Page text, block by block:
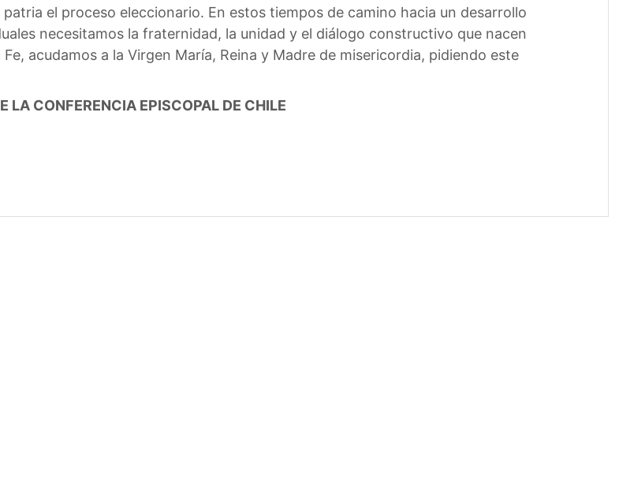
el proceso eleccionario. En estos tiempos de camino hacia un desarrollo
necesitamos la fraternidad, la unidad y el diálogo constructivo que nacen
acudamos a la Virgen María, Reina y Madre de misericordia, pidiendo este
LA CONFERENCIA EPISCOPAL DE CHILE